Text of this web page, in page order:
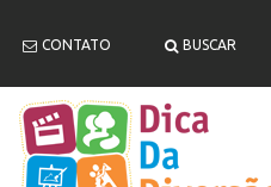
CONTATO BUSCAR